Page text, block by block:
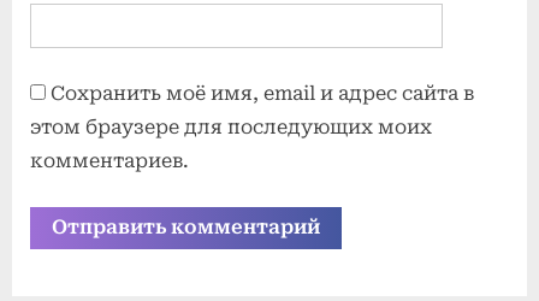
Сохранить моё имя, email и адрес сайта в
этом браузере для последующих моих
комментариев.